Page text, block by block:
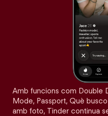
Amb funcions com Double
Mode, Passport, Què
amb foto, Tinder continua